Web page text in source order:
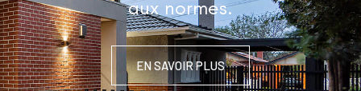
aux normes.
EN SAVOIR PLUS